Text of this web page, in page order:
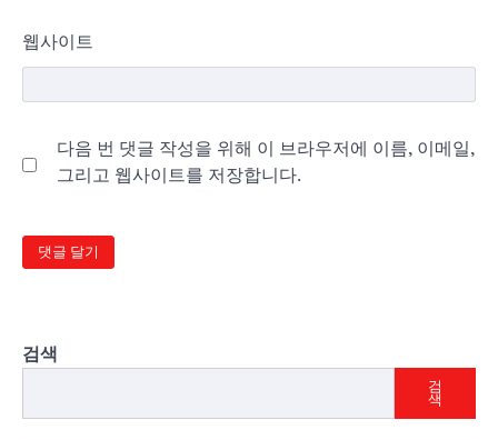
웹사이트
다음 번 댓글 작성을 위해 이 브라우저에 이름, 이메일,
그리고 웹사이트를 저장합니다.
검색
검
색